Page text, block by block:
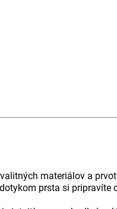
materiálov a
prsta si pripravíte